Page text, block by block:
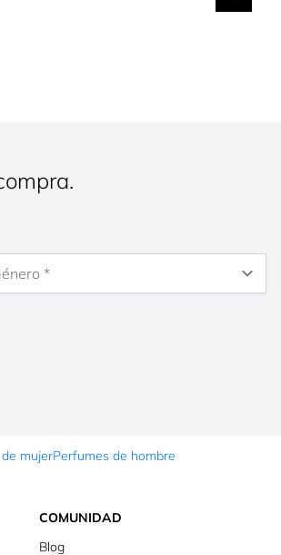
mujerPerfumes de hombre
COMUNIDAD
Blog